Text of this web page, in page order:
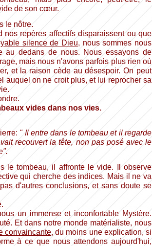
de son cœur.
le nôtre.
nos repères affectifs disparaissent ou que
silence de Dieu, nous sommes nous
dedans de nous. Nous essayons de
mais nous n'avons parfois plus rien où
et la raison cède au désespoir. On peut
auquel on ne croit plus, et lui reprocher sa
vides dans nos vies.
" Il entre dans le tombeau et il regarde
recouvert la tête, non pas posé avec le
le tombeau, il affronte le vide. Il observe
qui cherche des indices. Mais il ne va
d'autres conclusions, et sans doute se
un immense et inconfortable Mystère.
Et dans notre monde matérialiste, nous
convaincante, du moins une explication, si
à ce que nous attendons aujourd'hui,